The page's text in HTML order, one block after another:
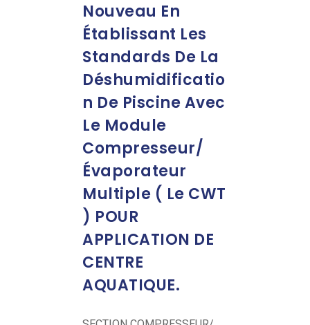
Nouveau En
Établissant Les
Standards De La
Déshumidificatio
N De Piscine Avec
Le Module
Compresseur/
Évaporateur
Multiple ( Le CWT
) POUR
APPLICATION DE
CENTRE
AQUATIQUE.